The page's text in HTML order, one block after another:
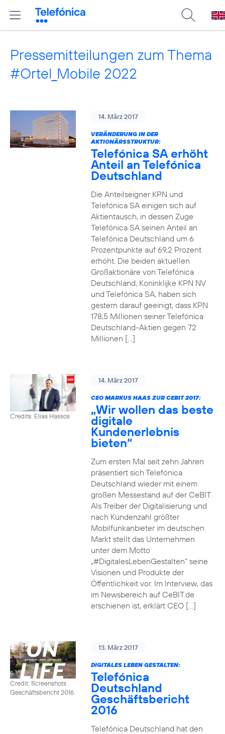
Pressemitteilungen zum Thema
#Ortel_Mobile 2022
14. März 2017
VERÄNDERUNG IN DER
AKTIONÄRSSTRUKTUR:
Telefónica SA erhöht
Anteil an Telefónica
Deutschland
Die Anteilseigner KPN und
Telefónica SA einigen sich auf
Aktientausch, in dessen Zuge
Telefónica SA seinen Anteil an
Telefónica Deutschland um 6
Prozentpunkte auf 69,2 Prozent
erhöht. Die beiden aktuellen
Großaktionäre von Telefónica
Deutschland, Koninklijke KPN NV
und Telefónica SA, haben sich
gestern darauf geeinigt, dass KPN
178,5 Millionen seiner Telefónica
Deutschland-Aktien gegen 72
Millionen […]
Credits: Elias Hassos
14. März 2017
CEO MARKUS HAAS ZUR CEBIT 2017:
„Wir wollen das beste
digitale
Kundenerlebnis
bieten“
Zum ersten Mal seit zehn Jahren
präsentiert sich Telefónica
Deutschland wieder mit einem
großen Messestand auf der CeBIT.
Als Treiber der Digitalisierung und
nach Kundenzahl größter
Mobilfunkanbieter im deutschen
Markt stellt das Unternehmen
unter dem Motto
„#DigitalesLebenGestalten“ seine
Visionen und Produkte der
Öffentlichkeit vor. Im Interview, das
im Newsbereich auf CeBIT.de
erschienen ist, erklärt CEO […]
Credit: Screenshots
Geschäftsbericht 2016
13. März 2017
DIGITALES LEBEN GESTALTEN:
Telefónica
Deutschland
Geschäftsbericht
2016
Telefónica Deutschland hat den